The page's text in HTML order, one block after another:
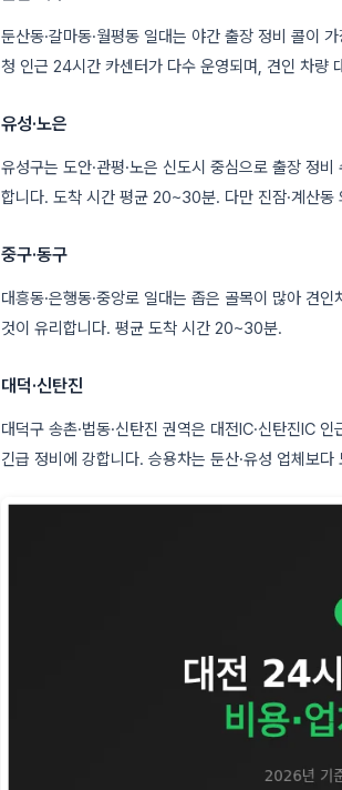
둔산동·갈마동·월평동 일대는 야간 출장 정비 콜이
청 인근 24시간 카센터가 다수 운영되며, 견인 차량
유성·노은
유성구는 도안·관평·노은 신도시 중심으로 출장 정
합니다. 도착 시간 평균 20~30분. 다만 진잠·계산동
중구·동구
대흥동·은행동·중앙로 일대는 좁은 골목이 많아 견
것이 유리합니다. 평균 도착 시간 20~30분.
대덕·신탄진
대덕구 송촌·법동·신탄진 권역은 대전IC·신탄진IC
긴급 정비에 강합니다. 승용차는 둔산·유성 업체보